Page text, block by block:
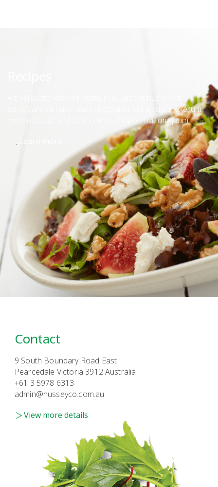
eumquam ad quam eum restotatur acita quiam exerum
quiberi bustia si ullab int minusci mporrovit umquam.
Contact
9 South Boundary Road East
Pearcedale Victoria 3912 Australia
+61 3 5978 6313
admin@husseyco.com.au
View more details